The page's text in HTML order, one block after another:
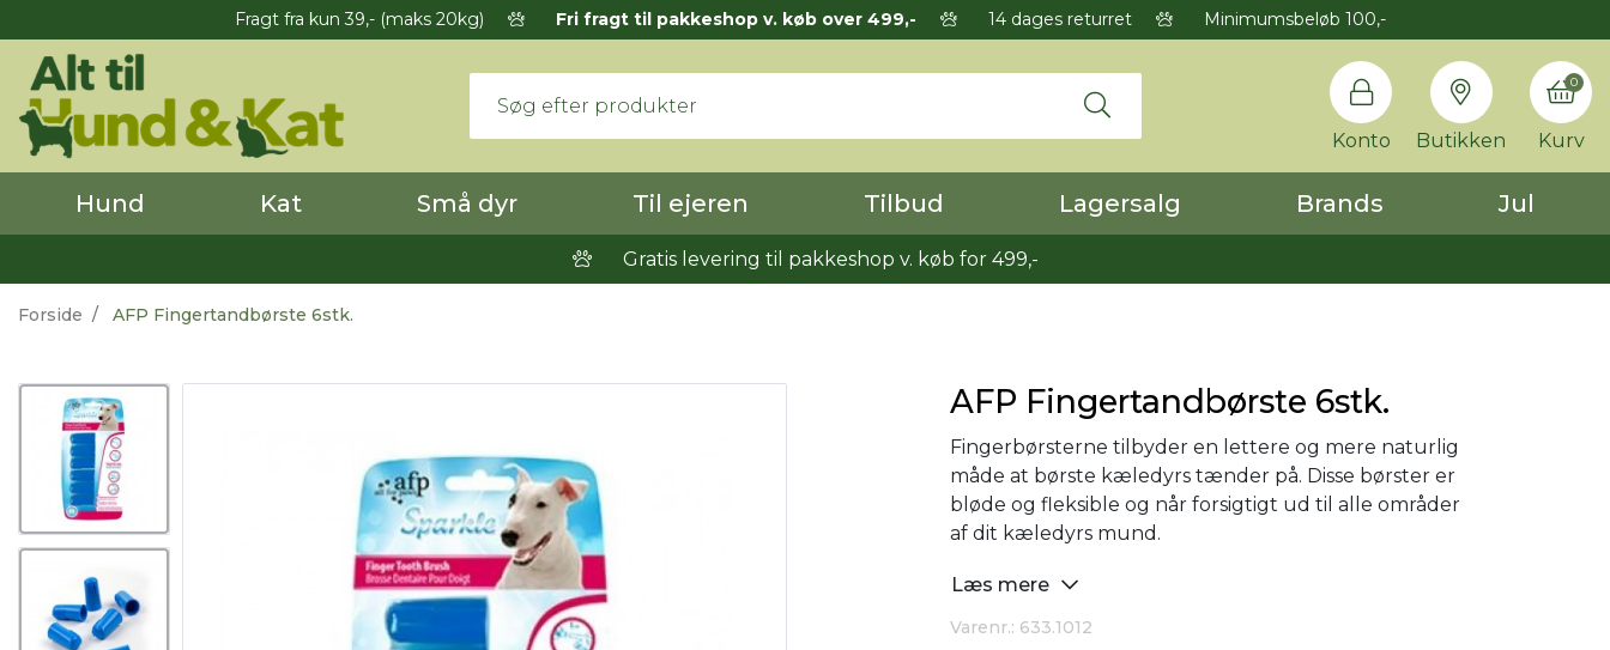
Fragt fra kun 39,- (maks 20kg) Fri fragt til pakkeshop v. køb over 499,- 14 dages returret Minimumsbeløb 100,-
Konto Butikken Kurv
0
Hund Kat Små dyr Til ejeren Tilbud Lagersalg Brands Jul
Gratis levering til pakkeshop v. køb for 499,-
Forside AFP Fingertandbørste 6stk.
AFP Fingertandbørste 6stk.
Fingerbørsterne tilbyder en lettere og mere naturlig
måde at børste kæledyrs tænder på. Disse børster er
bløde og fleksible og når forsigtigt ud til alle områder
af dit kæledyrs mund.
Læs mere
Varenr.: 633.1012